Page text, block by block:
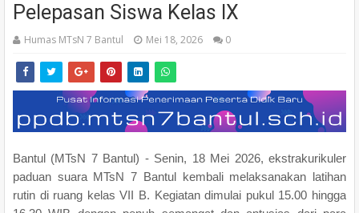
Pelepasan Siswa Kelas IX
Humas MTsN 7 Bantul Mei 18, 2026 0
Bantul (MTsN 7 Bantul) - Senin, 18 Mei 2026, ekstrakurikuler
paduan suara MTsN 7 Bantul kembali melaksanakan latihan
rutin di ruang kelas VII B. Kegiatan dimulai pukul 15.00 hingga